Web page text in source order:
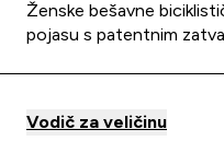
Ženske bešavne
pojasu s patentnim
Vodič za veličinu